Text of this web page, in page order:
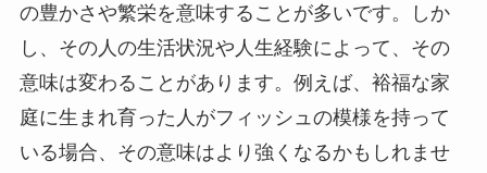
の豊かさや繁栄を意味することが多いです。しか
し、その人の生活状況や人生経験によって、その
意味は変わることがあります。例えば、裕福な家
庭に生まれ育った人がフィッシュの模様を持って
いる場合、その意味はより強くなるかもしれませ